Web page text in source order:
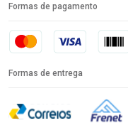
Formas de pagamento
Formas de entrega